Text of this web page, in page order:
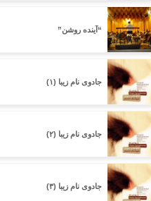
“آینده روشن”
جادوی نام زیبا (۱)
جادوی نام زیبا (۲)
جادوی نام زیبا (۳)